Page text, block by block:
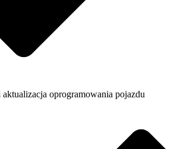
oprogramowania pojazdu